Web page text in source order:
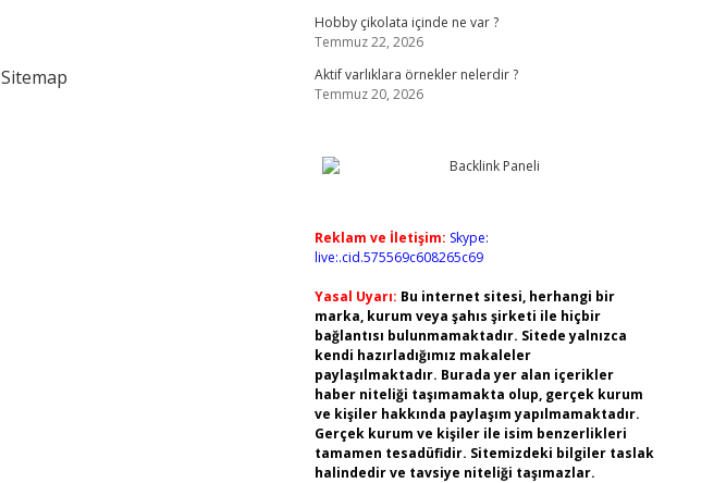
Sitemap
Hobby çikolata içinde ne var ?
Temmuz 22, 2026
Aktif varlıklara örnekler nelerdir ?
Temmuz 20, 2026
Reklam ve İletişim: Skype:
live:.cid.575569c608265c69
Yasal Uyarı: Bu internet sitesi, herhangi bir
marka, kurum veya şahıs şirketi ile hiçbir
bağlantısı bulunmamaktadır. Sitede yalnızca
kendi hazırladığımız makaleler
paylaşılmaktadır. Burada yer alan içerikler
haber niteliği taşımamakta olup, gerçek kurum
ve kişiler hakkında paylaşım yapılmamaktadır.
Gerçek kurum ve kişiler ile isim benzerlikleri
tamamen tesadüfidir. Sitemizdeki bilgiler taslak
halindedir ve tavsiye niteliği taşımazlar.